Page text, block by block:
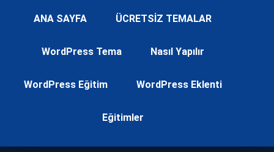
ANA SAYFA ÜCRETSİZ TEMALAR
WordPress Tema Nasıl Yapılır
WordPress Eğitim WordPress Eklenti
Eğitimler